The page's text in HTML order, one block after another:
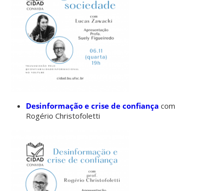
Desinformação e crise de confiança com
Rogério Christofoletti